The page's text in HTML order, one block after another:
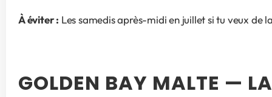
À éviter : Les samedis après-midi en juillet si tu veux de
GOLDEN BAY MALTE —